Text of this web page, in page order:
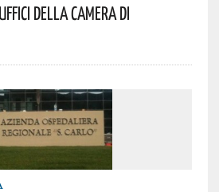
DELLA CAMERA DI